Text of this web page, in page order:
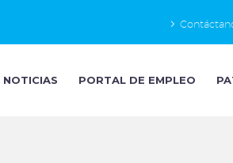
NOTICIAS PORTAL DE EMPLEO